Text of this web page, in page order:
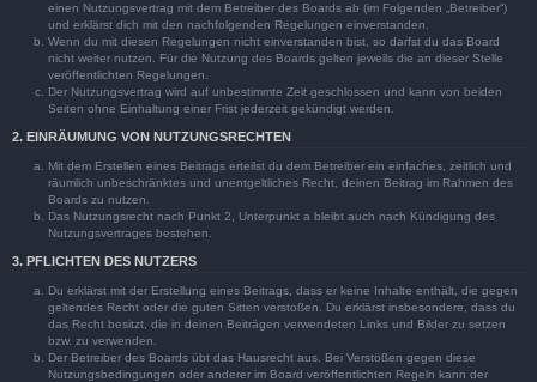
einen Nutzungsvertrag mit dem Betreiber des Boards ab (im Folgenden „Betreiber“)
und erklärst dich mit den nachfolgenden Regelungen einverstanden.
Wenn du mit diesen Regelungen nicht einverstanden bist, so darfst du das Board
nicht weiter nutzen. Für die Nutzung des Boards gelten jeweils die an dieser Stelle
veröffentlichten Regelungen.
Der Nutzungsvertrag wird auf unbestimmte Zeit geschlossen und kann von beiden
Seiten ohne Einhaltung einer Frist jederzeit gekündigt werden.
2. EINRÄUMUNG VON NUTZUNGSRECHTEN
Mit dem Erstellen eines Beitrags erteilst du dem Betreiber ein einfaches, zeitlich und
räumlich unbeschränktes und unentgeltliches Recht, deinen Beitrag im Rahmen des
Boards zu nutzen.
Das Nutzungsrecht nach Punkt 2, Unterpunkt a bleibt auch nach Kündigung des
Nutzungsvertrages bestehen.
3. PFLICHTEN DES NUTZERS
Du erklärst mit der Erstellung eines Beitrags, dass er keine Inhalte enthält, die gegen
geltendes Recht oder die guten Sitten verstoßen. Du erklärst insbesondere, dass du
das Recht besitzt, die in deinen Beiträgen verwendeten Links und Bilder zu setzen
bzw. zu verwenden.
Der Betreiber des Boards übt das Hausrecht aus. Bei Verstößen gegen diese
Nutzungsbedingungen oder anderer im Board veröffentlichten Regeln kann der